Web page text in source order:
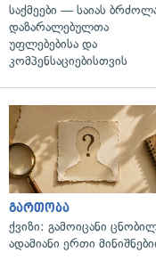
საქმეები — საიას
დაზარალებულთა
უფლებებისა და
კომპენსაციებისთვის
გართობა
ქვიზი: გამოიცანი
ადამიანი ერთი